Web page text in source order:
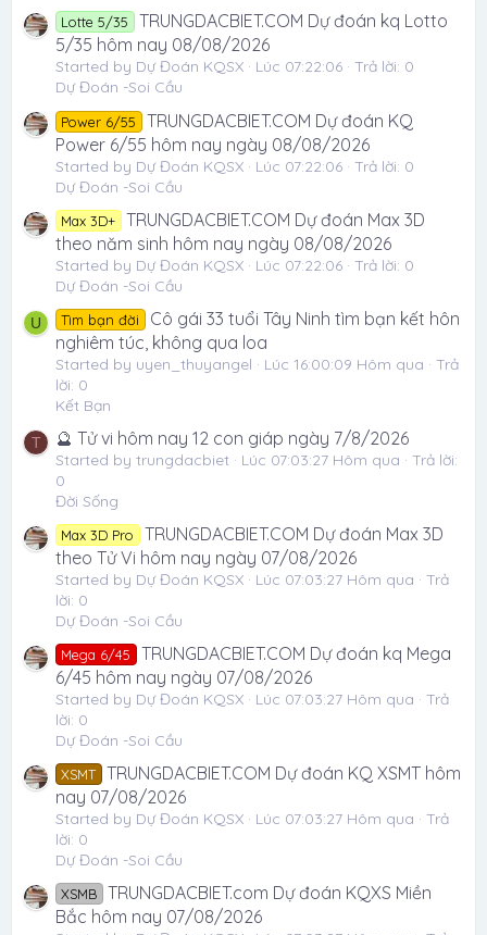
Lotte 5/35
TRUNGDACBIET.COM Dự đoán kq Lotto
5/35 hôm nay 08/08/2026
Started by Dự Đoán KQSX Lúc 07:22:06
Trả lời: 0
Dự Đoán -Soi Cầu
Power 6/55
TRUNGDACBIET.COM Dự đoán KQ
Power 6/55 hôm nay ngày 08/08/2026
Started by Dự Đoán KQSX Lúc 07:22:06
Trả lời: 0
Dự Đoán -Soi Cầu
Max 3D+
TRUNGDACBIET.COM Dự đoán Max 3D
theo năm sinh hôm nay ngày 08/08/2026
Started by Dự Đoán KQSX Lúc 07:22:06
Trả lời: 0
Dự Đoán -Soi Cầu
U Tìm bạn đời
Cô gái 33 tuổi Tây Ninh tìm bạn kết hôn
nghiêm túc, không qua loa
Started by uyen_thuyangel Lúc 16:00:09 Hôm qua
Trả
lời: 0
Kết Bạn
T 🔮 Tử vi hôm nay 12 con giáp ngày 7/8/2026
Started by trungdacbiet Lúc 07:03:27 Hôm qua
Trả lời:
0
Đời Sống
Max 3D Pro
TRUNGDACBIET.COM Dự đoán Max 3D
theo Tử Vi hôm nay ngày 07/08/2026
Started by Dự Đoán KQSX Lúc 07:03:27 Hôm qua
Trả
lời: 0
Dự Đoán -Soi Cầu
Mega 6/45
TRUNGDACBIET.COM Dự đoán kq Mega
6/45 hôm nay ngày 07/08/2026
Started by Dự Đoán KQSX Lúc 07:03:27 Hôm qua
Trả
lời: 0
Dự Đoán -Soi Cầu
XSMT TRUNGDACBIET.COM Dự đoán KQ XSMT hôm
nay 07/08/2026
Started by Dự Đoán KQSX Lúc 07:03:27 Hôm qua
Trả
lời: 0
Dự Đoán -Soi Cầu
XSMB
TRUNGDACBIET.com Dự đoán KQXS Miền
Bắc hôm nay 07/08/2026